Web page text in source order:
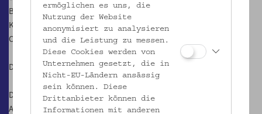
Bildungsmanagerin, Trainerin und Coach, Leiterin von
Kreativwochen und Workshops und Radiomoderatorin/Radio
Orange „Märchen Potpourri“.
Der Workshop richtet sich an Familien.
Dauer: 3 Stunden
Anmeldung unterkulturvermittlung@volkskundemuseum.at
ermöglichen es uns, die
Nutzung der Website
anonymisiert zu analysieren
und die Leistung zu messen.
Diese Cookies werden von
Unternehmen gesetzt, die in
Nicht-EU-Ländern ansässig
sein können. Diese
Drittanbieter können die
Informationen mit anderen